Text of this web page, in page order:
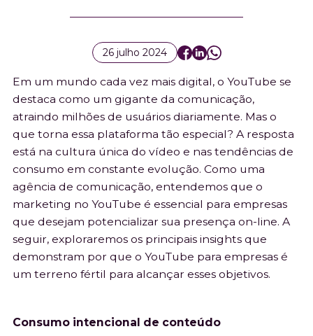
do vídeo e nas tendências de consumo em
26 julho 2024
Em um mundo cada vez mais digital, o YouTube se
destaca como um gigante da comunicação,
atraindo milhões de usuários diariamente. Mas o
que torna essa plataforma tão especial? A resposta
está na cultura única do vídeo e nas tendências de
consumo em constante evolução. Como uma
agência de comunicação, entendemos que o
marketing no YouTube é essencial para empresas
que desejam potencializar sua presença on-line. A
seguir, exploraremos os principais insights que
demonstram por que o YouTube para empresas é
um terreno fértil para alcançar esses objetivos.
Consumo intencional de conteúdo